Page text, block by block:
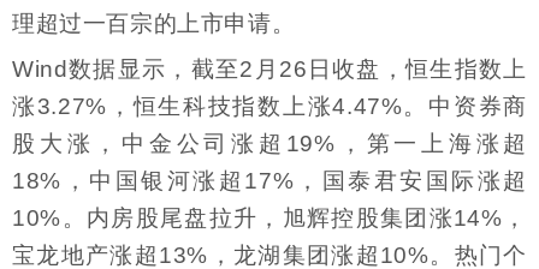
理超过一百宗的上市申请。
Wind数据显示，截至2月26日收盘，恒生指数上
涨3.27%，恒生科技指数上涨4.47%。中资券商
股大涨，中金公司涨超19%，第一上海涨超
18%，中国银河涨超17%，国泰君安国际涨超
10%。内房股尾盘拉升，旭辉控股集团涨14%，
宝龙地产涨超13%，龙湖集团涨超10%。热门个